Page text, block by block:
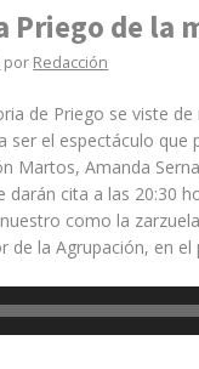
Priego de la
por Redacción
de Priego se viste
ser el espectáculo
Martos, Amanda
darán cita a las 20:30
como la
de la Agrupación, en